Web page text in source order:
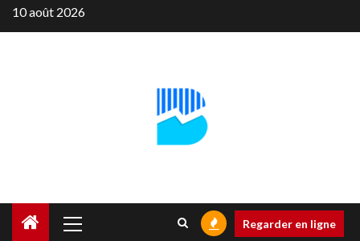
Aller
au
10 août 2026
principal
Regarder en ligne